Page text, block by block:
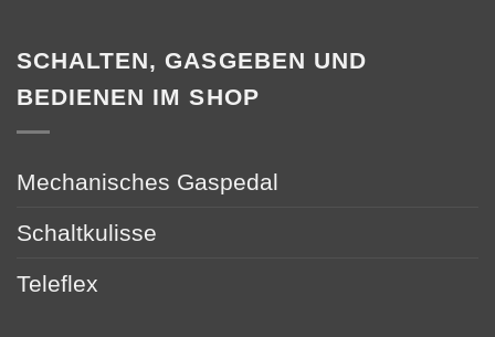
SCHALTEN, GASGEBEN UND
BEDIENEN IM SHOP
Mechanisches Gaspedal
Schaltkulisse
Teleflex